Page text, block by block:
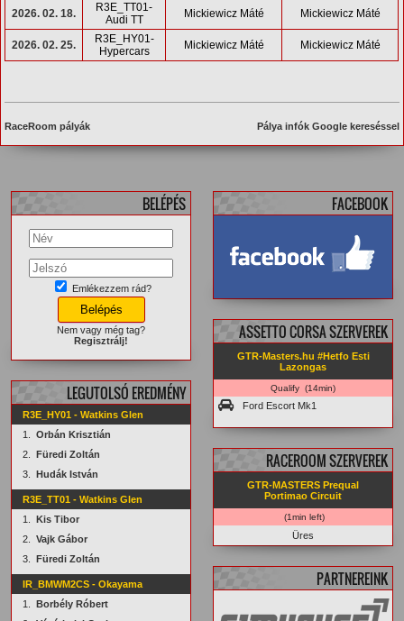
2026. 02. 18.
R3E_TT01-
Audi TT
Mickiewicz Máté Mickiewicz Máté
2026. 02. 25.
R3E_HY01-
Hypercars
Mickiewicz Máté Mickiewicz Máté
RaceRoom pályák Pálya infók Google kereséssel
BELÉPÉS
Emlékezzem rád?
Nem vagy még tag?
Regisztrálj!
LEGUTOLSÓ EREDMÉNY
R3E_HY01 - Watkins Glen
1. Orbán Krisztián
2. Füredi Zoltán
3. Hudák István
R3E_TT01 - Watkins Glen
1. Kis Tibor
2. Vajk Gábor
3. Füredi Zoltán
IR_BMWM2CS - Okayama
1. Borbély Róbert
FACEBOOK
ASSETTO CORSA SZERVEREK
GTR-Masters.hu #Hetfo Esti
Lazongas
Qualify (14min)
Ford Escort Mk1
RACEROOM SZERVEREK
GTR-MASTERS Prequal
Portimao Circuit
(1min left)
Üres
PARTNEREINK